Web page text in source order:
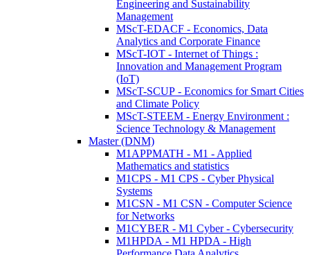
Engineering and Sustainability
Management
MScT-EDACF - Economics, Data
Analytics and Corporate Finance
MScT-IOT - Internet of Things :
Innovation and Management Program
(IoT)
MScT-SCUP - Economics for Smart Cities
and Climate Policy
MScT-STEEM - Energy Environment :
Science Technology & Management
Master (DNM)
M1APPMATH - M1 - Applied
Mathematics and statistics
M1CPS - M1 CPS - Cyber Physical
Systems
M1CSN - M1 CSN - Computer Science
for Networks
M1CYBER - M1 Cyber - Cybersecurity
M1HPDA - M1 HPDA - High